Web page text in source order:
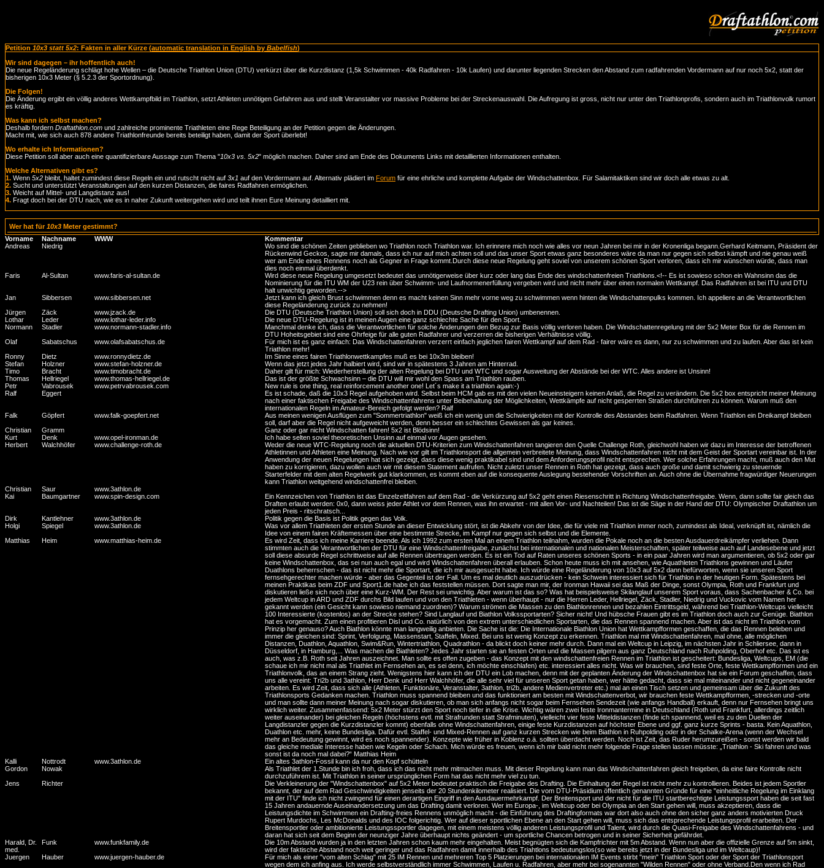
Petition 10x3 statt 5x2: Fakten in aller Kürze (automatic translation in English by Babelfish)
Wir sind dagegen – ihr hoffentlich auch!
Die neue Regeländerung schlägt hohe Wellen – die Deutsche Triathlon Union (DTU) verkürzt über die Kurzdistanz (1,5k Schwimmen - 40k Radfahren - 10k Laufen) und darunter liegenden Strecken den Abstand zum radfahrenden Vordermann auf nur noch 5x2, statt der
bisherigen 10x3 Meter (§ 5.2.3 der Sportordnung).
Die Folgen!
Die Änderung ergibt ein völlig anderes Wettkampfbild im Triathlon, setzt Athleten unnötigen Gefahren aus und stellt Veranstalter vor massive Probleme bei der Streckenauswahl. Die Aufregung ist gross, nicht nur unter den Triathlonprofis, sondern auch im Triathlonvolk rumort
es kräftig.
Was kann ich selbst machen?
Deshalb fordern Draftathlon.com und zahlreiche prominente Triathleten eine Rege Beteiligung an der Petition gegen die Änderungen.
Macht mit, wie sich auch 878 andere Triathlonfreunde bereits beteiligt haben, damit der Sport überlebt!
Wo erhalte ich Informationen?
Diese Petition soll aber auch eine quantifizierbare Aussage zum Thema "10x3 vs. 5x2" möglich machen. Daher sind am Ende des Dokuments Links mit detaillierten Informationen enthalten.
Welche Alternativen gibt es?
1. Wenn 5x2 bleibt, haltet zumindest diese Regeln ein und rutscht nicht auf 3x1 auf den Vordermann auf. Alternativ plädiert im Forum für eine ehrliche und komplette Aufgabe der Windschattenbox. Für Salamitaktiken sind wir doch alle etwas zu alt.
2. Sucht und unterstützt Veranstaltungen auf den kurzen Distanzen, die faires Radfahren ermöglichen.
3. Weicht auf Mittel- und Langdistanz aus!
4. Fragt doch bei der DTU nach, wie es in naher Zukunft weitergehen wird und teilt ihnen Eure Meinung detailliert mit.
Wer hat für10x3 Meter gestimmt?
Vorname
Nachname WWW
Kommentar
Andreas
Niedrig
Wo sind die schönen Zeiten geblieben wo Triathlon noch Triathlon war. Ich erinnere mich noch wie alles vor neun Jahren bei mir in der Kronenliga begann.Gerhard Keitmann, Präsident der
Rückenwind Geckos, sagte mir damals, dass ich nur auf mich achten soll und das unser Sport etwas ganz besonderes wäre da man nur gegen sich selbst kämpft und nie genau weiß
wer am Ende eines Rennens noch als Gegner in Frage kommt.Durch diese neue Regelung geht soviel von unserem schönen Sport verloren, dass ich mir wünschen würde, dass man
dies noch einmal überdenkt.
Faris
Al-Sultan www.faris-al-sultan.de
Wird diese neue Regelung umgesetzt bedeutet das unnötigerweise über kurz oder lang das Ende des windschattenfreien Triathlons.<!-- Es ist sowieso schon ein Wahnsinn das die
Nominierung für die ITU WM der U23 rein über Schwimm- und Laufnormenerfüllung vergeben wird und nicht mehr über einen normalen Wettkampf. Das Radfahren ist bei ITU und DTU
halt unwichtig geworden.-->
Jan
Sibbersen www.sibbersen.net
Jetzt kann ich gleich Brust schwimmen denn es macht keinen Sinn mehr vorne weg zu schwimmen wenn hinten die Windschattenpulks kommen. Ich appeliere an die Verantwortlichen
diese Regeländerung zurück zu nehmen!
Jürgen
Zäck www.jzack.de
Die DTU (Deutsche Triathlon Union) soll sich doch in DDU (Deutsche Drafting Union) umbenennen.
Lothar
Leder www.lothar-leder.info
Die neue DTU-Regelung ist in meinen Augen eine ganz schlechte Sache für den Sport.
Normann
Stadler www.normann-stadler.info
Manchmal denke ich, dass die Verantwortlichen für solche Änderungen den Bezug zur Basis völlig verloren haben. Die Windschattenregelung mit der 5x2 Meter Box für die Rennen im
DTU Hoheitsgebiet sind eine Ohrfeige für alle guten Radfahrer und verzerren die bisherigen Verhältnisse völlig.
Olaf
Sabatschus www.olafsabatschus.de
Für mich ist es ganz einfach: Das Windschattenfahren verzerrt einfach jeglichen fairen Wettkampf auf dem Rad - fairer wäre es dann, nur zu schwimmen und zu laufen. Aber das ist kein
Triathlon mehr!
Ronny
Dietz www.ronnydietz.de
Im Sinne eines fairen Triathlonwettkampfes muß es bei 10x3m bleiben!
Stefan
Holzner www.stefan-holzner.de
Wenn das jetzt jedes Jahr halbiert wird, sind wir in spätestens 3 Jahren am Hinterrad.
Timo
Bracht www.timobracht.de
Daher gilt für mich: Wiederherstellung der alten Regelung bei DTU und WTC und sogar Ausweitung der Abstände bei der WTC. Alles andere ist Unsinn!
Thomas
Hellriegel www.thomas-hellriegel.de
Das ist der größte Schwachsinn – die DTU will mir wohl den Spass am Triathlon rauben.
Petr
Vabrousek www.petrvabrousek.com
New rule is one thing, real reinforcement another one! Let´s make it a triathlon again:-)
Ralf
Eggert
Es ist schade, daß die 10x3 Regel aufgehoben wird. Selbst beim HCM gab es mit den vielen Neueinsteigern keinen Anlaß, die Regel zu verändern. Die 5x2 box entspricht meiner Meinung
nach einer faktischen Freigabe des Windschattenfahrens unter Beibehaltung der Möglichkeiten, Wettkämpfe auf nicht gesperrten Straßen durchführen zu können. Warum muß den
internationalen Regeln im Amateur-Bereich gefolgt werden? Ralf
Falk
Göpfert www.falk-goepfert.net
Aus meinen wenigen Ausflügen zum "Sommertriathlon" weiß ich ein wenig um die Schwierigkeiten mit der Kontrolle des Abstandes beim Radfahren. Wenn Triathlon ein Dreikampf bleiben
soll, darf aber die Regel nicht aufgeweicht werden, denn besser ein schlechtes Gewissen als gar keines.
Christian
Gramm
Ganz oder gar nicht Windschatten fahren! 5x2 ist Blödsinn!
Kurt
Denk www.opel-ironman.de
Ich habe selten soviel theoretischen Unsinn auf einmal vor Augen gesehen.
Herbert
Walchhöfer www.challenge-roth.de
Weder die neue WTC-Regelung noch die aktuellen DTU-Kriterien zum Windschattenfahren tangieren den Quelle Challenge Roth, gleichwohl haben wir dazu im Interesse der betroffenen
Athletinnen und Athleten eine Meinung. Nach wie vor gilt im Triathlonsport die allgemein verbreitete Meinung, dass Windschattenfahren nicht mit dem Geist der Sportart vereinbar ist. In der
Anwendung der neuen Regelungen hat sich gezeigt, dass diese wenig praktikabel sind und dem Anforderungsprofil nicht entsprechen. Wer solche Erfahrungen macht, muß auch den Mut
haben zu korrigieren, dazu wollen auch wir mit diesem Statement aufrufen. Nicht zuletzt unser Rennen in Roth hat gezeigt, dass auch große und damit schwierig zu steuernde
Starterfelder mit dem alten Regelwerk gut klarkommen, es kommt eben auf die konsequente Auslegung bestehender Vorschriften an. Auch ohne die Übernahme fragwürdiger Neuerungen
kann Triathlon weitgehend windschattenfrei bleiben.
Christian
Saur
www.3athlon.de
Kai
Baumgartner www.spin-design.com
Ein Kennzeichen von Triathlon ist das Einzelzeitfahren auf dem Rad - die Verkürzung auf 5x2 geht einen Riesenschritt in Richtung Windschattenfreigabe. Wenn, dann sollte fair gleich das
Draften erlaubt werden: 0x0, dann weiss jeder Athlet vor dem Rennen, was ihn erwartet - mit allen Vor- und Nachteilen! Das ist die Säge in der Hand der DTU: Olympischer Draftathlon um
jeden Preis - ritschratsch...
Dirk
Kantlehner www.3athlon.de
Politik gegen die Basis ist Politik gegen das Volk.
Holgi
Spiegel www.3athlon.de
Was vor allem Triathleten der ersten Stunde an dieser Entwicklung stört, ist die Abkehr von der Idee, die für viele mit Triathlon immer noch, zumindest als Ideal, verknüpft ist, nämlich die
Idee von einem fairen Kräftemessen über eine bestimmte Strecke, im Kampf nur gegen sich selbst und die Elemente.
Matthias
Heim www.matthias-heim.de
Es wird Zeit, dass ich meine Karriere beende. Als ich 1992 zum ersten Mal an einem Triathlon teilnahm, wurden die Pokale noch an die besten Ausdauerdreikämpfer verliehen. Dann
stimmten auch die Verantwortlichen der DTU für eine Windschattenfreigabe, zunächst bei internationalen und nationalen Meisterschaften, später teilweise auch auf Landesebene und jetzt
soll diese absurde Regel schrittweise auf alle Rennen übertragen werden. Es ist ein Tod auf Raten unseres schönen Sports - in ein paar Jahren wird man argumentieren, ob 5x2 oder gar
keine Windschattenbox, das sei nun auch egal und wird Windschattenfahren überall erlauben. Schon heute muss ich mit ansehen, wie Aquathleten Triathlons gewinnen und Läufer
Duathlons beherrschen - das ist nicht mehr die Sportart, die ich mir ausgesucht habe. Ich würde eine Regeländerung von 10x3 auf 5x2 dann befürworten, wenn sie unseren Sport
fernsehgerechter machen würde - aber das Gegenteil ist der Fall. Um es mal deutlich auszudrücken - kein Schwein interessiert sich für Triathlon in der heutigen Form. Spätestens bei
meinen Praktikas beim ZDF und Sport1.de habe ich das feststellen müssen. Dort sagte man mir, der Ironman Hawaii sei das Maß der Dinge, sonst Olympia, Roth und Frankfurt und
diskutieren ließe sich noch über eine Kurz-WM. Der Rest sei unwichtig. Aber warum ist das so? Was hat beispielsweise Skilanglauf unserem Sport voraus, dass Sachenbacher & Co. bei
jedem Weltcup in ARD und ZDF durchs Bild laufen und von den Triathleten - wenn überhaupt - nur die Herren Leder, Hellriegel, Zäck, Stadler, Niedrig und Vuckovic vom Namen her
gekannt werden (ein Gesicht kann sowieso niemand zuordnen)? Warum strömen die Massen zu den Biathlonrennen und bezahlen Eintrittsgeld, während bei Triathlon-Weltcups vielleicht
100 Interessierte (kostenlos) an der Strecke stehen? Sind Langlauf und Biathlon Volkssportarten? Sicher nicht! Und hübsche Frauen gibt es im Triathlon doch auch zur Genüge. Biathlon
hat es vorgemacht. Zum einen profitieren Disl und Co. natürlich von den extrem unterschiedlichen Sportarten, die das Rennen spannend machen. Aber ist das nicht im Triathlon vom
Prinzip her genauso? Auch Biathlon könnte man langweilig anbieten. Die Sache ist die: Die Internationale Biathlon Union hat Wettkampfformen geschaffen, die das Rennen beleben und
immer die gleichen sind: Sprint, Verfolgung, Massenstart, Staffeln, Mixed. Bei uns ist wenig Konzept zu erkennen. Triathlon mal mit Windschattenfahren, mal ohne, alle möglichen
Distanzen, Duathlon, Aquathlon, Swim&Run, Wintertriathlon, Quadrathlon - da blickt doch keiner mehr durch. Dann mal ein Weltcup in Leipzig, im nächsten Jahr in Schliersee, dann in
Düsseldorf, in Hamburg,... Was machen die Biathleten? Jedes Jahr starten sie an festen Orten und die Massen pilgern aus ganz Deutschland nach Ruhpolding, Oberhof etc. Das ist es
auch, was z.B. Roth seit Jahren auszeichnet. Man sollte es offen zugeben - das Konzept mit den windschattenfreien Rennen im Triathlon ist gescheitert: Bundesliga, Weltcups, EM (die
schaue ich mir nicht mal als Triathlet im Fernsehen an, es sei denn, ich möchte einschlafen) etc. interessiert alles nicht. Was wir brauchen, sind feste Orte, feste Wettkampfformen und ein
Triathlonvolk, das an einem Strang zieht. Wenigstens hier kann ich der DTU ein Lob machen, denn mit der geplanten Änderung der Windschattenbox hat sie ein Forum geschaffen, dass
uns alle vereint: Tri2b und 3athlon, Herr Denk und Herr Walchhöfer, die alle sehr viel für unseren Sport getan haben, wer hätte gedacht, dass sie mal miteinander und nicht gegeneinander
arbeiten. Es wird Zeit, dass sich alle (Athleten, Funktionäre, Veranstalter, 3athlon, tri2b, andere Medienvertreter etc.) mal an einen Tisch setzen und gemeinsam über die Zukunft des
Triathlonsports Gedanken machen. Triathlon muss spannend bleiben und das funktioniert am besten mit Windschattenverbot, wir brauchen feste Wettkampfformen, -strecken und -orte
und man sollte dann meiner Meinung nach sogar diskutieren, ob man sich anfangs nicht sogar beim Fernsehen Sendezeit (wie anfangs Handball) erkauft, denn nur Fernsehen bringt uns
wirklich weiter. Zusammenfassend: 5x2 Meter stürzt den Sport noch tiefer in die Krise. Wichtig wären zwei feste Ironmantermine in Deutschland (Roth und Frankfurt, allerdings zeitlich
weiter auseinander) bei gleichen Regeln (höchstens evtl. mit Strafrunden statt Strafminuten), vielleicht vier feste Mitteldistanzen (finde ich spannend, weil es zu den Duellen der
Langdistanzler gegen die Kurzdistanzler kommt) ebenfalls ohne Windschattenfahren, einige feste Kurzdistanzen auf höchster Ebene und ggf. ganz kurze Sprints - basta. Kein Aquathlon,
Duathlon etc. mehr, keine Bundesliga. Dafür evtl. Staffel- und Mixed-Rennen auf ganz kurzen Strecken wie beim Biathlon in Ruhpolding oder in der Schalke-Arena (wenn der Wechsel
mehr an Bedeutung gewinnt, wird es noch spannender). Konzepte wie früher in Koblenz o.ä. sollten überdacht werden. Noch ist Zeit, das Ruder herumzureißen - sonst werden wir bald
das gleiche mediale Interesse haben wie Kegeln oder Schach. Mich würde es freuen, wenn ich mir bald nicht mehr folgende Frage stellen lassen müsste: „Triathlon - Ski fahren und was
sonst ist da noch mal dabei?“ Matthias Heim
Kalli
Nottrodt www.3athlon.de
Ein altes 3athlon-Fossil kann da nur den Kopf schütteln
Gordon
Nowak
Als Triathlet der 1.Stunde bin ich froh, dass ich das nicht mehr mitmachen muss. Mit dieser Regelung kann man das Windschattenfahren gleich freigeben, da eine faire Kontrolle nicht
durchzuführem ist. Mit Triathlon in seiner ursprünglichen Form hat das nicht mehr viel zu tun.
Jens
Richter
Die Verkleinerung der "Windschattenbox" auf 5x2 Meter bedeutet praktisch die Freigabe des Drafting. Die Einhaltung der Regel ist nicht mehr zu kontrollieren. Beides ist jedem Sportler
bekannt, der auf dem Rad Geschwindigkeiten jenseits der 20 Stundenkilometer realisiert. Die vom DTU-Präsidium öffentlich genannten Gründe für eine "einheitliche Regelung im Einklang
mit der ITU" finde ich nicht zwingend für einen derartigen Eingriff in den Ausdauermehrkampf. Der Breitensport und der nicht für die ITU startberechtigte Leistungssport haben die seit fast
15 Jahren andauernde Auseinandersetzung um das Drafting damit verloren. Wer im Europa-, im Weltcup oder bei Olympia an den Start gehen will, muss akzeptieren, dass die
Leistungsdichte im Schwimmen ein Drafting-freies Rennens unmöglich macht - die Einführung des Draftingformats war dort also auch ohne den sicher ganz anders motivierten Druck
Rupert Murdochs, Les McDonalds und des IOC folgerichtig. Wer auf dieser sportlichen Ebene an den Start gehen will, muss sich das entsprechende Leistungsprofil erarbeiten. Der
Breitensportler oder ambitionierte Leistungssportler dagegen, mit einem meistens völlig anderen Leistungsprofil und Talent, wird durch die Quasi-Freigabe des Windschattenfahrens - und
daran hat sich seit dem Beginn der neunziger Jahre überhaupt nichts geändert - um sportliche Chancen betrogen und in seiner Sicherheit gefährdet.
Harald, Dr.
med.
Funk www.funkfamily.de
Die 10m Abstand wurden ja in den letzten Jahren schon kaum mehr eingehalten. Meist begnügten sich die Kampfrichter mit 5m Abstand. Wenn nun aber die offizielle Grenze auf 5m sinkt,
wird der faktische Abstand noch weit geringer und das Radfahren damit innerhalb des Triahtlons bedeutungslos(so wie bereits jetzt in der Bundesliga und im Weltcaup)!
Juergen
Hauber www.juergen-hauber.de
Für mich als einer "vom alten Schlag" mit 25 IM Rennen und mehreren Top 5 Platzierungen bei internationalen IM Events stirbt "mein" Triathlon Sport oder der Sport der Triathlonsport
wegen dem ich anfing aus. Ich werde selbstverständlich immer Schwimmen, Laufen u. Radfahren, aber mehr bei sogenannten "Wilden Rennen" oder ohne Verband.Den wenn ich Rad